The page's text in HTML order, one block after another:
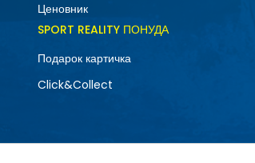
Ценовник
SPORT REALITY ПОНУДА
Подарок картичка
Click&Collect